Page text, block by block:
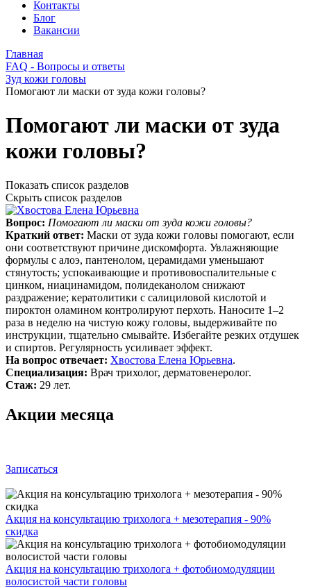
Контакты
Блог
Вакансии
Главная
FAQ - Вопросы и ответы
Зуд кожи головы
Помогают ли маски от зуда кожи головы?
Помогают ли маски от зуда
кожи головы?
Показать список разделов
Скрыть список разделов
Вопрос: Помогают ли маски от зуда кожи головы?
Краткий ответ: Маски от зуда кожи головы помогают, если
они соответствуют причине дискомфорта. Увлажняющие
формулы с алоэ, пантенолом, церамидами уменьшают
стянутость; успокаивающие и противовоспалительные с
цинком, ниацинамидом, полидеканолом снижают
раздражение; кератолитики с салициловой кислотой и
пироктон оламином контролируют перхоть. Наносите 1–2
раза в неделю на чистую кожу головы, выдерживайте по
инструкции, тщательно смывайте. Избегайте резких отдушек
и спиртов. Регулярность усиливает эффект.
На вопрос отвечает: Хвостова Елена Юрьевна.
Специализация: Врач трихолог, дерматовенеролог.
Стаж: 29 лет.
Акции месяца
Записаться
Акция на консультацию трихолога + мезотерапия - 90%
скидка
Акция на консультацию трихолога + фотобиомодуляции
волосистой части головы